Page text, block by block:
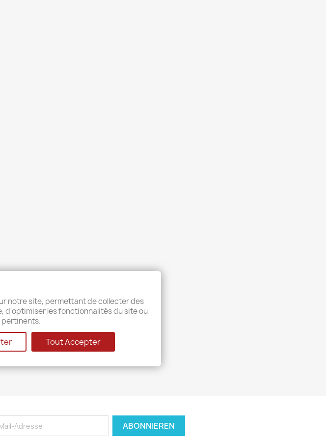
notre site, permettant de collecter des
d'optimiser les fonctionnalités du site ou
pertinents.
Tout Accepter